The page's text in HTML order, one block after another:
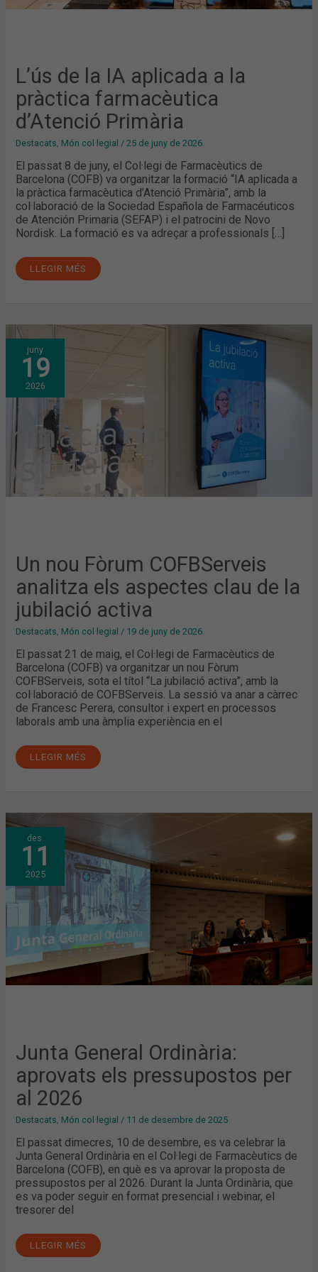
L’ús de la IA aplicada a la
pràctica farmacèutica
d’Atenció Primària
Destacats, Món col·legial /25 de juny de 2026
El passat 8 de juny, el Col·legi de Farmacèutics de
Barcelona (COFB) va organitzar la formació “IA aplicada a
la pràctica farmacèutica d’Atenció Primària”, amb la
col·laboració de la Sociedad Española de Farmacéuticos
de Atención Primaria (SEFAP) i el patrocini de Novo
Nordisk. La formació es va adreçar a professionals […]
LLEGIR MÉS
juny
19
2026
Un nou Fòrum COFBServeis
analitza els aspectes clau de la
jubilació activa
Destacats, Món col·legial / 19 de juny de 2026
El passat 21 de maig, el Col·legi de Farmacèutics de
Barcelona (COFB) va organitzar un nou Fòrum
COFBServeis, sota el títol “La jubilació activa”, amb la
col·laboració de COFBServeis. La sessió va anar a càrrec
de Francesc Perera, consultor i expert en processos
laborals amb una àmplia experiència en el
UN
NOU
FÒRUM
COFBSERVEIS
ANALITZA
ELS
ASPECTES
CLAU
LA
JUBILACIÓ
ACTIVA
LLEGIR MÉS
des.
11
2025
Junta General Ordinària:
aprovats els pressupostos per
al 2026
Destacats Món col·legial / 11 de desembre de 2025
El passat dimecres, 10 de desembre, es va celebrar la
Junta General Ordinària en el Col·legi de Farmacèutics de
Barcelona (COFB), en què es va aprovar la proposta de
pressupostos per al 2026. Durant la Junta Ordinària, que
es va poder seguir en format presencial i webinar, el
tresorer del
JUNTA
GENERAL
ORDINÀRIA:
APROVATS
ELS
PRESSUPOSTOS
PER
2026
LLEGIR MÉS